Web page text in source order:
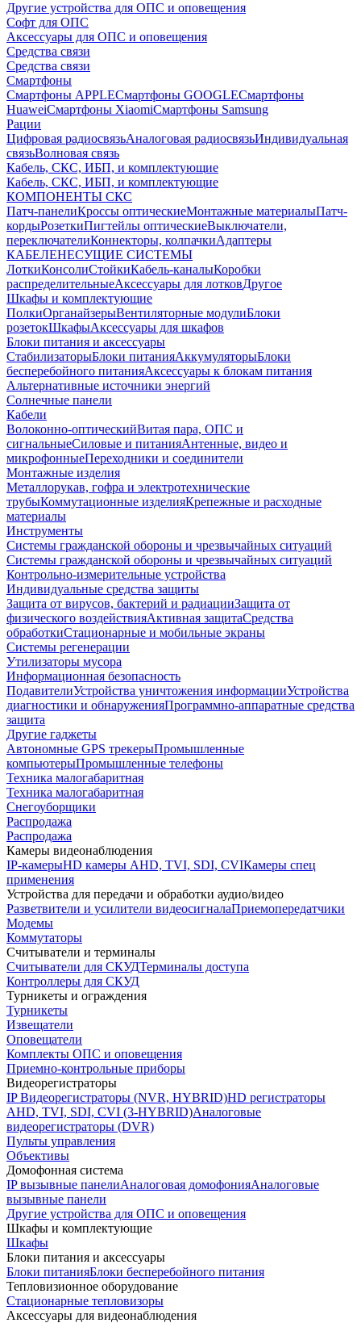
Другие устройства для ОПС и оповещения
Софт для ОПС
Аксессуары для ОПС и оповещения
Средства связи
Средства связи
Смартфоны
Смартфоны APPLEСмартфоны GOOGLEСмартфоны
HuaweiСмартфоны XiaomiСмартфоны Samsung
Рации
Цифровая радиосвязьАналоговая радиосвязьИндивидуальная
связьВолновая связь
Кабель, СКС, ИБП, и комплектующие
Кабель, СКС, ИБП, и комплектующие
КОМПОНЕНТЫ СКС
Патч-панелиКроссы оптическиеМонтажные материалыПатч-
кордыРозеткиПигтейлы оптическиеВыключатели,
переключателиКоннекторы, колпачкиАдаптеры
КАБЕЛЕНЕСУЩИЕ СИСТЕМЫ
ЛоткиКонсолиСтойкиКабель-каналыКоробки
распределительныеАксессуары для лотковДругое
Шкафы и комплектующие
ПолкиОрганайзерыВентиляторные модулиБлоки
розетокШкафыАксессуары для шкафов
Блоки питания и аксессуары
СтабилизаторыБлоки питанияАккумуляторыБлоки
бесперебойного питанияАксессуары к блокам питания
Альтернативные источники энергий
Солнечные панели
Кабели
Волоконно-оптическийВитая пара, ОПС и
сигнальныеСиловые и питанияАнтенные, видео и
микрофонныеПереходники и соединители
Монтажные изделия
Металлорукав, гофра и электротехнические
трубыКоммутационные изделияКрепежные и расходные
материалы
Инструменты
Системы гражданской обороны и чрезвычайных ситуаций
Системы гражданской обороны и чрезвычайных ситуаций
Контрольно-измерительные устройства
Индивидуальные средства защиты
Защита от вирусов, бактерий и радиацииЗащита от
физического воздействияАктивная защитаСредства
обработкиСтационарные и мобильные экраны
Системы регенерации
Утилизаторы мусора
Информационная безопасность
ПодавителиУстройства уничтожения информацииУстройства
диагностики и обнаруженияПрограммно-аппаратные средства
защита
Другие гаджеты
Автономные GPS трекерыПромышленные
компьютерыПромышленные телефоны
Техника малогабаритная
Техника малогабаритная
Снегоуборщики
Распродажа
Распродажа
Камеры видеонаблюдения
IP-камерыHD камеры AHD, TVI, SDI, CVIКамеры спец
применения
Устройства для передачи и обработки аудио/видео
Разветвители и усилители видеосигналаПриемопередатчики
Модемы
Коммутаторы
Считыватели и терминалы
Считыватели для СКУДТерминалы доступа
Контроллеры для СКУД
Турникеты и ограждения
Турникеты
Извещатели
Оповещатели
Комплекты ОПС и оповещения
Приемно-контрольные приборы
Видеорегистраторы
IP Видеорегистраторы (NVR, HYBRID)HD регистраторы
AHD, TVI, SDI, CVI (3-HYBRID)Аналоговые
видеорегистраторы (DVR)
Пульты управления
Объективы
Домофонная система
IP вызывные панелиАналоговая домофонияАналоговые
вызывные панели
Другие устройства для ОПС и оповещения
Шкафы и комплектующие
Шкафы
Блоки питания и аксессуары
Блоки питанияБлоки бесперебойного питания
Тепловизионное оборудование
Стационарные тепловизоры
Аксессуары для видеонаблюдения